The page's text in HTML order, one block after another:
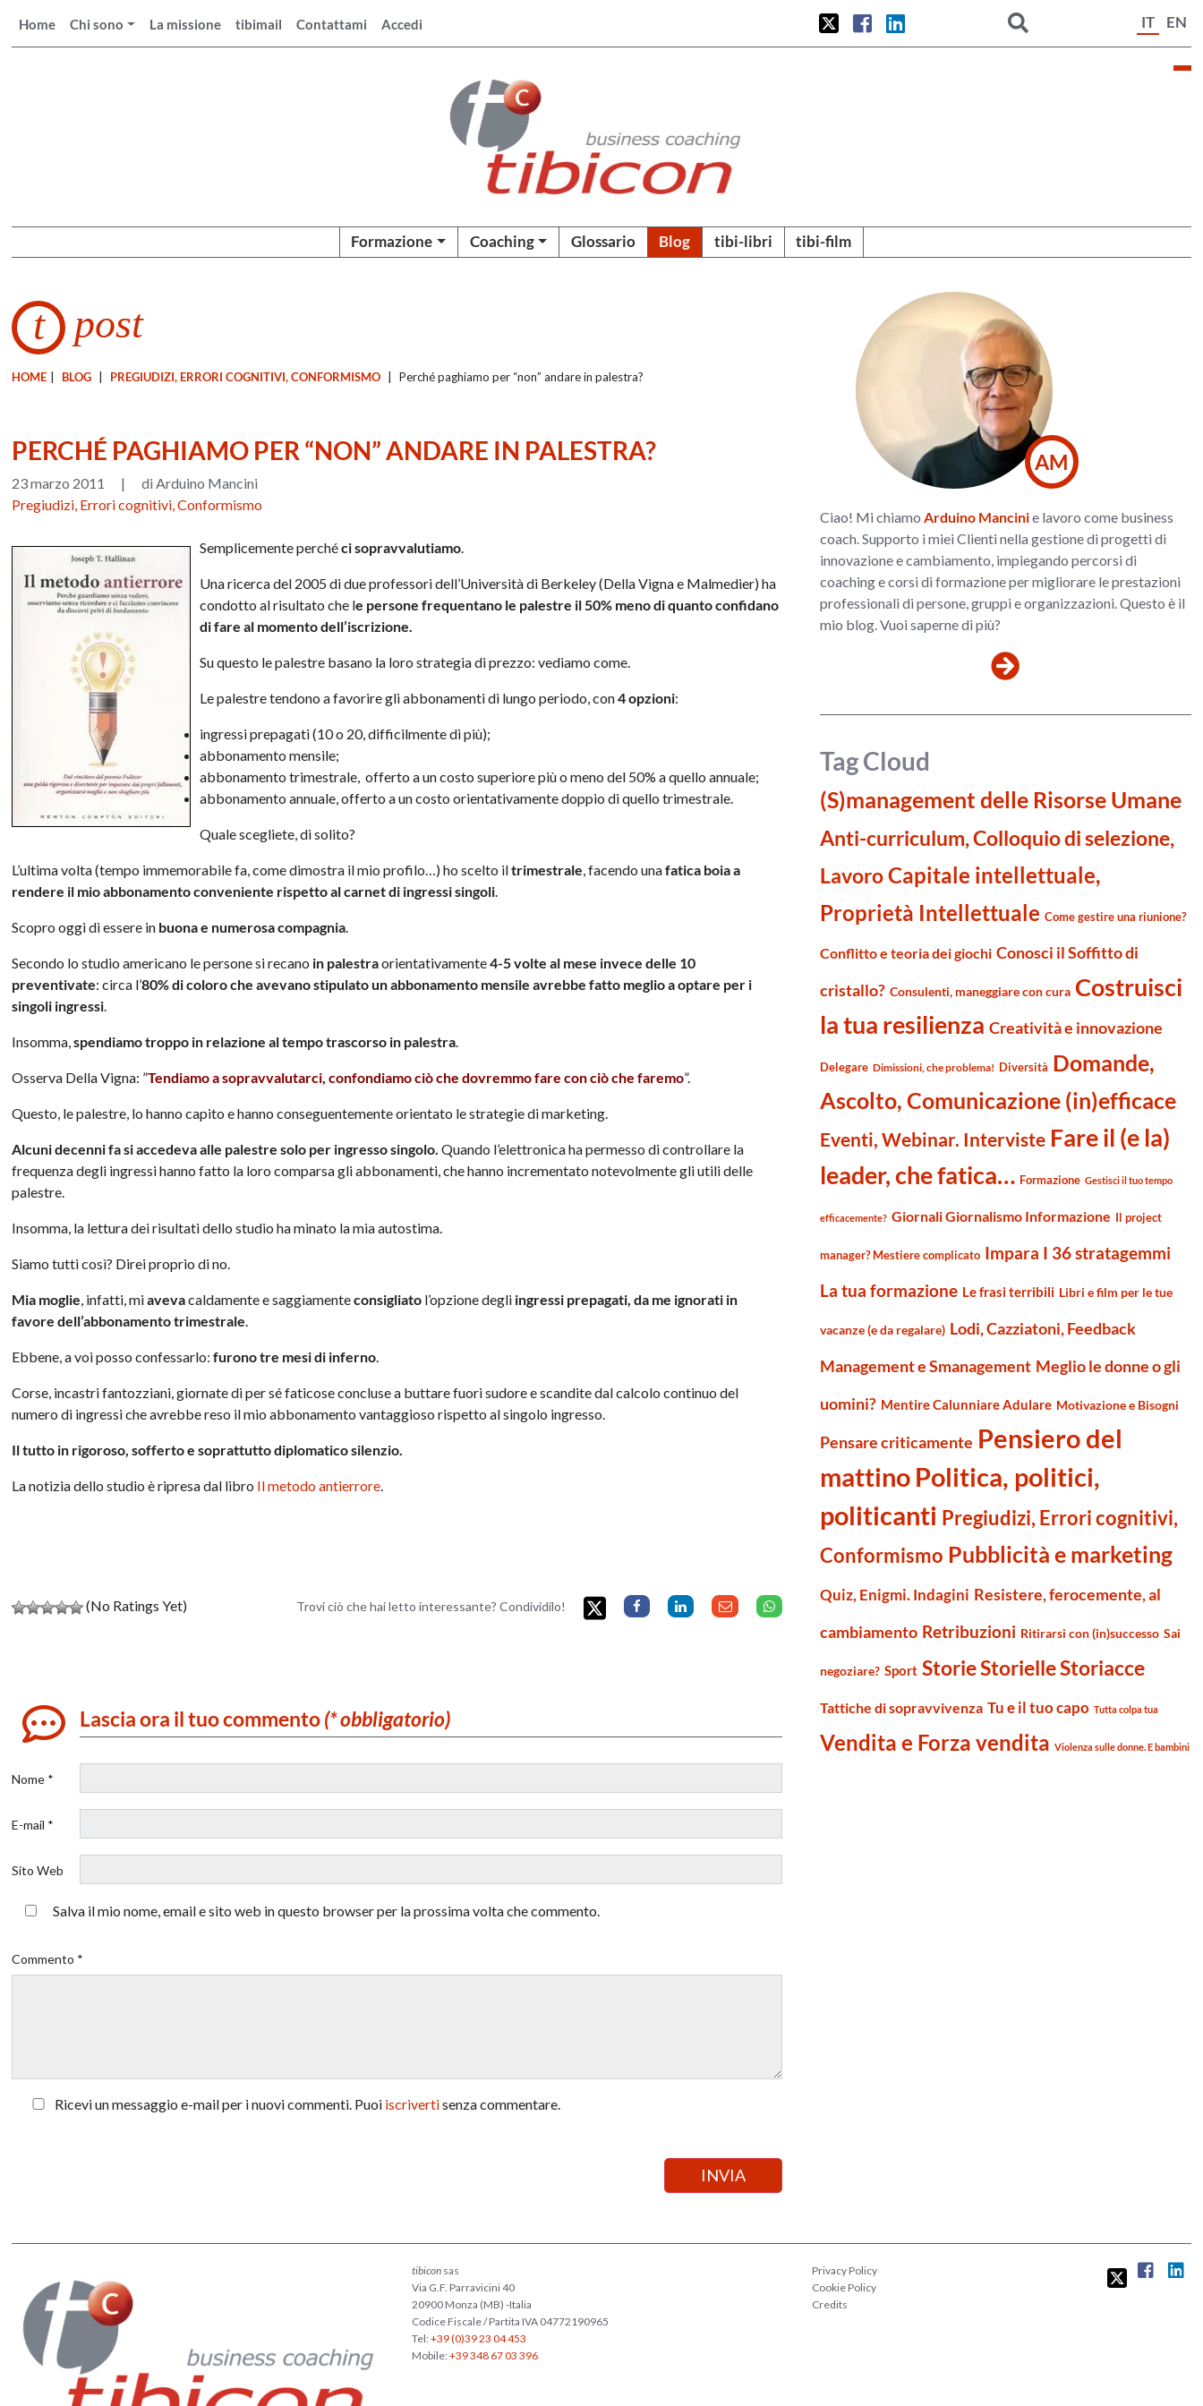
Home Chi sono La missione tibimail Contattami Accedi IT EN
Formazione Coaching Glossario Blog tibi-libri tibi-film
t post
HOME BLOG PREGIUDIZI, ERRORI COGNITIVI, CONFORMISMO Perché paghiamo per “non” andare in palestra?
PERCHÉ PAGHIAMO PER “NON” ANDARE IN PALESTRA?
23 marzo 2011 |
di Arduino Mancini
Pregiudizi, Errori cognitivi, Conformismo
Semplicemente perchéci sopravvalutiamo.
Una ricerca del 2005 di due professori dell’Università di Berkeley (Della Vigna e Malmedier) ha
condotto al risultato che le persone frequentano le palestre il 50% meno di quanto confidano
di fare al momento dell’iscrizione.
Su questo le palestre basano la loro strategia di prezzo: vediamo come.
Le palestre tendono a favorire gli abbonamenti di lungo periodo, con4 opzioni:
ingressi prepagati (10 o 20, difficilmente di più);
abbonamento mensile;
abbonamento trimestrale, offerto a un costo superiore più o meno del 50% a quello annuale;
abbonamento annuale, offerto a un costo orientativamente doppio di quello trimestrale.
Quale scegliete, di solito?
L’ultima volta (tempo immemorabile fa, come dimostra il mio profilo…) ho scelto iltrimestrale, facendo unafatica boia a
rendere il mio abbonamento conveniente rispetto al carnet di ingressi singoli.
Scopro oggi di essere in buona e numerosa compagnia.
Secondo lo studio americano le persone si recano in palestraorientativamente4-5 volte al mese invece delle 10
preventivate: circa l’80% di coloro che avevano stipulato un abbonamento mensile avrebbe fatto meglio a optare per i
singoli ingressi.
Insomma,spendiamo troppo in relazione al tempo trascorso in palestra.
Osserva Della Vigna: ”Tendiamo a sopravvalutarci, confondiamo ciò che dovremmo fare con ciò che faremo”.
Questo, le palestre, lo hanno capito e hanno conseguentemente orientato le strategie di marketing.
Alcuni decenni fa si accedeva alle palestre solo per ingresso singolo.Quando l’elettronica ha permesso di controllare la
frequenza degli ingressi hanno fatto la loro comparsa gli abbonamenti, che hanno incrementato notevolmente gli utili delle
palestre.
Insomma, la lettura dei risultati dello studio ha minato la mia autostima.
Siamo tutti così? Direi proprio di no.
Mia moglie, infatti, miavevacaldamente e saggiamenteconsigliato l’opzione degli ingressi prepagati, da me ignorati in
favore dell’abbonamento trimestrale.
Ebbene, a voi posso confessarlo:furono tre mesi di inferno.
Corse, incastri fantozziani, giornate di per sé faticose concluse a buttare fuori sudore e scandite dal calcolo continuo del
numero di ingressi che avrebbe reso il mio abbonamento vantaggioso rispetto al singolo ingresso.
Il tutto in rigoroso, sofferto e soprattutto diplomatico silenzio.
La notizia dello studio è ripresa dal libro Il metodo antierrore.
(No Ratings Yet) Trovi ciò che hai letto interessante? Condividilo!
Lascia ora il tuo commento(* obbligatorio)
Nome *
E-mail *
Sito Web
Salva il mio nome, email e sito web in questo browser per la prossima volta che commento.
Commento *
Ricevi un messaggio e-mail per i nuovi commenti. Puoi iscrivertisenza commentare.
AM
Ciao! Mi chiamo Arduino Mancinie lavoro come business
coach. Supporto i miei Clienti nella gestione di progetti di
innovazione e cambiamento, impiegando percorsi di
coaching e corsi di formazione per migliorare le prestazioni
professionali di persone, gruppi e organizzazioni. Questo è il
mio blog. Vuoi saperne di più?
Tag Cloud
(S)management delle Risorse Umane
Anti-curriculum, Colloquio di selezione,
LavoroCapitale intellettuale,
Proprietà Intellettuale Come gestire una riunione?
Conflitto e teoria dei giochi Conosci il Soffitto di
cristallo? Consulenti, maneggiare con cura Costruisci
la tua resilienza Creatività e innovazione
Delegare Dimissioni, che problema! Diversità Domande,
Ascolto, Comunicazione (in)efficace
Eventi, Webinar. Interviste Fare il (e la)
leader, che fatica… Formazione Gestisci il tuo tempo
efficacemente? Giornali Giornalismo Informazione Il project
manager? Mestiere complicato Impara I 36 stratagemmi
La tua formazione Le frasi terribili Libri e film per le tue
vacanze (e da regalare) Lodi, Cazziatoni, Feedback
Management e Smanagement Meglio le donne o gli
uomini? Mentire Calunniare Adulare Motivazione e Bisogni
Pensare criticamente Pensiero del
mattino Politica, politici,
politicanti Pregiudizi, Errori cognitivi,
Conformismo Pubblicità e marketing
Quiz, Enigmi. Indagini Resistere, ferocemente, al
cambiamento Retribuzioni Ritirarsi con (in)successo Sai
negoziare? Sport Storie Storielle Storiacce
Tattiche di sopravvivenza Tu e il tuo capo Tutta colpa tua
Vendita e Forza vendita Violenza sulle donne. E bambini
tibiconsas
Via G.F. Parravicini 40
20900 Monza (MB) -Italia
Codice Fiscale / Partita IVA 04772190965
Tel:+39 (0)39 23 04 453
Mobile:+39 348 67 03 396
Privacy Policy
Cookie Policy
Credits